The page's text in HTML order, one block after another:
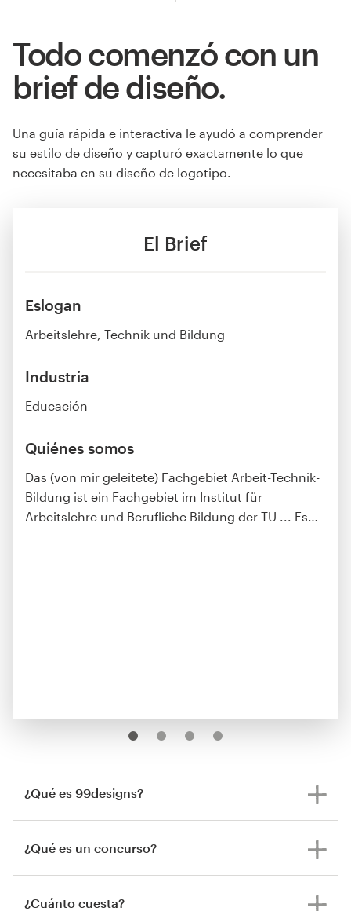
El Brief
Eslogan
Arbeitslehre, Technik und Bildung
Industria
Educación
Quiénes somos
Das (von mir geleitete) Fachgebiet Arbeit-Technik-
Bildung ist ein Fachgebiet im Institut für
Arbeitslehre und Berufliche Bildung der TU ... Es
Todo comenzó con un
brief de diseño.
Una guía rápida e interactiva le ayudó a comprender
su estilo de diseño y capturó exactamente lo que
necesitaba en su diseño de logotipo.
¿Qué es 99designs?
¿Qué es un concurso?
¿Cuánto cuesta?